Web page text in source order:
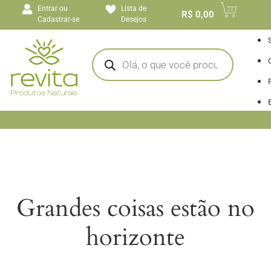
conteúdoEntrar ou
Cadastrar-se
Lista de
Desejos
R$ 0,00
Grandes coisas estão no
horizonte